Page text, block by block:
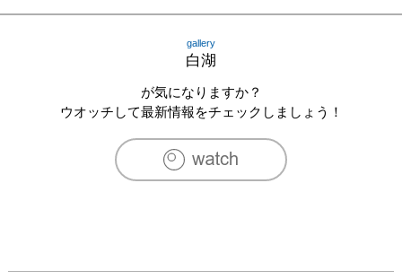
gallery
白湖
が気になりますか？
ウオッチして最新情報をチェックしましょう！